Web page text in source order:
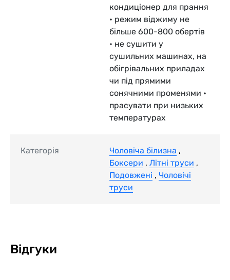
кондиціонер для прання
• режим віджиму не
більше 600-800 обертів
• не сушити у
сушильних машинах, на
обігрівальних приладах
чи під прямими
сонячними променями •
прасувати при низьких
температурах
Категорія Чоловіча білизна ,
Боксери , Літні труси ,
Подовжені , Чоловічі
труси
Відгуки